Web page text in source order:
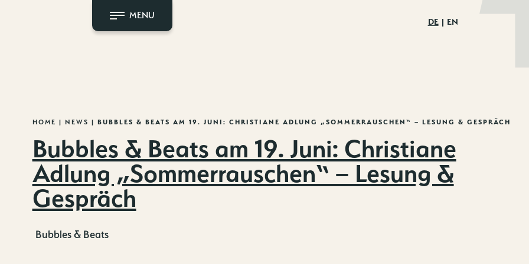
MENU
DE EN
HOME | NEWS | BUBBLES & BEATS AM 19. JUNI: CHRISTIANE ADLUNG „SOMMERRAUSCHEN“ – LESUNG & GESPRÄCH
Bubbles & Beats am 19. Juni: Christiane
Adlung „Sommerrauschen“ – Lesung &
Gespräch
Bubbles & Beats